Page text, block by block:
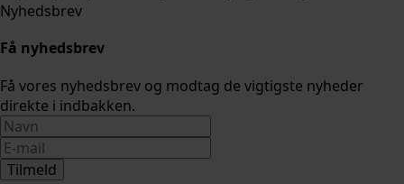
Nyhedsbrev
Få nyhedsbrev
Få vores nyhedsbrev og modtag de vigtigste nyheder
direkte i indbakken.
Tilmeld